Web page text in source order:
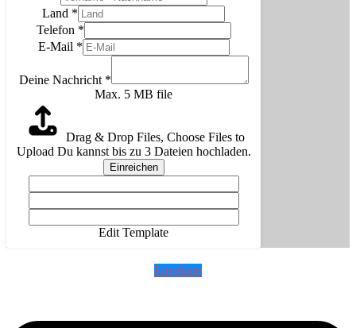
Land *
Telefon *
E-Mail *
Deine Nachricht *
Max. 5 MB file
Drag & Drop Files, Choose Files to
Upload Du kannst bis zu 3 Dateien hochladen.
Einreichen
Edit Template
Envelope